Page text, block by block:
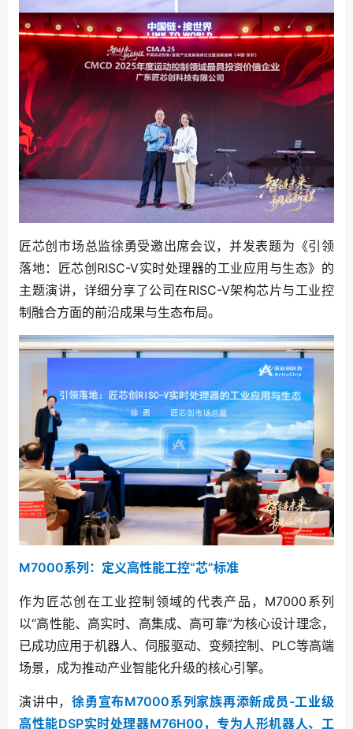
匠芯创市场总监徐勇受邀出席会议，并发表题为《引领
落地：匠芯创RISC-V实时处理器的工业应用与生态》的
主题演讲，详细分享了公司在RISC-V架构芯片与工业控
制融合方面的前沿成果与生态布局。
M7000系列：定义高性能工控“芯”标准
作为匠芯创在工业控制领域的代表产品，M7000系列
以“高性能、高实时、高集成、高可靠”为核心设计理念，
已成功应用于机器人、伺服驱动、变频控制、PLC等高端
场景，成为推动产业智能化升级的核心引擎。
演讲中，徐勇宣布M7000系列家族再添新成员-工业级
高性能DSP实时处理器M76H00，专为人形机器人、工